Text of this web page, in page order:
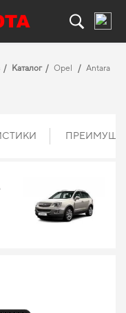
Каталог Opel
Antara